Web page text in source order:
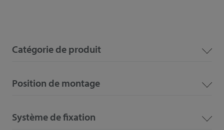
Catégorie de produit
Position de montage
Système de fixation